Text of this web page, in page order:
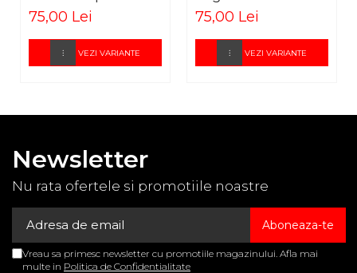
locurile stabilite conform tabelului de mai jos.
Masuratorile sunt in
genunchi -
ELASTOBOL FLY
75,00 Lei
VEZI VARIANTE
ELASTOFIT AD
75,00 Lei
VEZI VARIANTE
Newsletter
Nu rata ofertele si promotiile noastre
Vreau sa primesc newsletter cu promotiile magazinului. Afla mai
multe in Politica de Confidentialitate